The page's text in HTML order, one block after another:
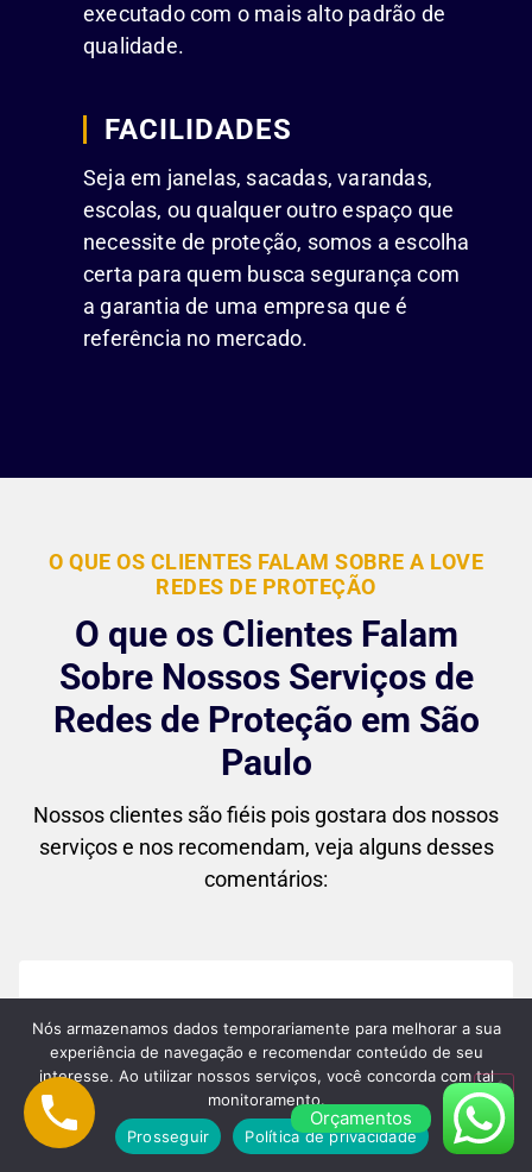
executado com o mais alto padrão de
qualidade.
FACILIDADES
Seja em janelas, sacadas, varandas,
escolas, ou qualquer outro espaço que
necessite de proteção, somos a escolha
certa para quem busca segurança com
a garantia de uma empresa que é
referência no mercado.
O QUE OS CLIENTES FALAM SOBRE A LOVE
REDES DE PROTEÇÃO
O que os Clientes Falam
Sobre Nossos Serviços de
Redes de Proteção em São
Paulo
Nossos clientes são fiéis pois gostara dos nossos
serviços e nos recomendam, veja alguns desses
comentários:
"Superou minhas expectativas! Desde o
primeiro contato até a instalação final, o
atendimento foi impecável. As redes
ficaram perfeitas no meu apartamento, e
agora me sinto muito mais tranquila
Orçamentos
Nós armazenamos dados temporariamente para melhorar a sua
experiência de navegação e recomendar conteúdo de seu
interesse. Ao utilizar nossos serviços, você concorda com tal
monitoramento.
Prosseguir
Política de privacidade